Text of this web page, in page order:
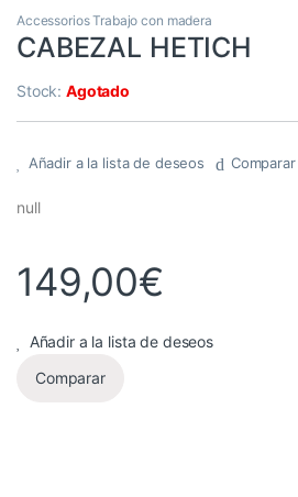
Accessorios Trabajo con madera
CABEZAL HETICH
Stock:Agotado
Añadir a la lista de deseos Comparar
null
149,00€
Añadir a la lista de deseos
Comparar